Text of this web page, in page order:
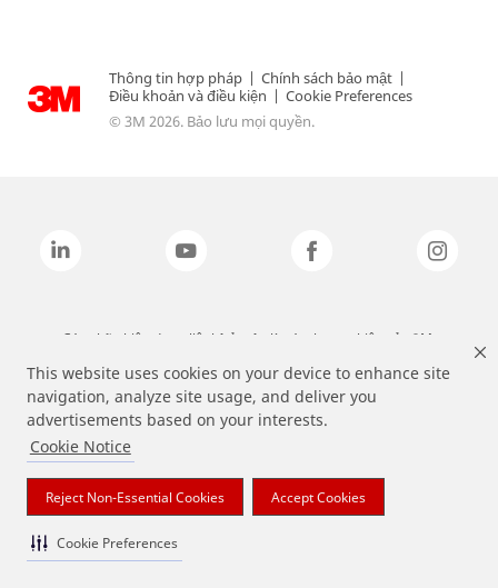
This website uses cookies on your device to enhance site
navigation, analyze site usage, and deliver you
advertisements based on your interests.
Cookie Notice
Reject Non-Essential Cookies Accept Cookies
Cookie Preferences
Thông tin hợp pháp | Chính sách bảo mật |
Điều khoản và điều kiện | Cookie Preferences
© 3M 2026. Bảo lưu mọi quyền.
Các nhãn hiệu được liệt kê ở trên là các thương hiệu của 3M.